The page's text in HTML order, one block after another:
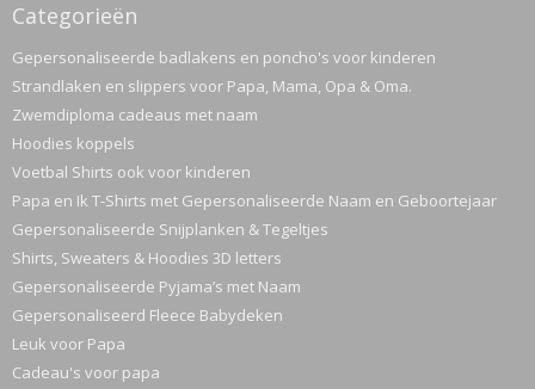
Categorieën
Gepersonaliseerde badlakens en poncho's voor kinderen
Strandlaken en slippers voor Papa, Mama, Opa & Oma.
Zwemdiploma cadeaus met naam
Hoodies koppels
Voetbal Shirts ook voor kinderen
Papa en Ik T-Shirts met Gepersonaliseerde Naam en Geboortejaar
Gepersonaliseerde Snijplanken & Tegeltjes
Shirts, Sweaters & Hoodies 3D letters
Gepersonaliseerde Pyjama’s met Naam
Gepersonaliseerd Fleece Babydeken
Leuk voor Papa
Cadeau's voor papa